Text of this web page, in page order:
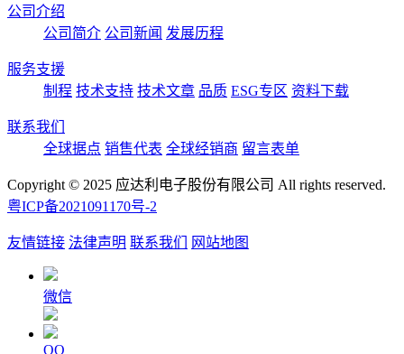
公司介绍
公司简介 公司新闻 发展历程
服务支援
制程 技术支持 技术文章 品质 ESG专区 资料下载
联系我们
全球据点 销售代表 全球经销商 留言表单
Copyright © 2025 应达利电子股份有限公司 All rights reserved.
粤ICP备2021091170号-2
友情链接 法律声明 联系我们 网站地图
微信
QQ